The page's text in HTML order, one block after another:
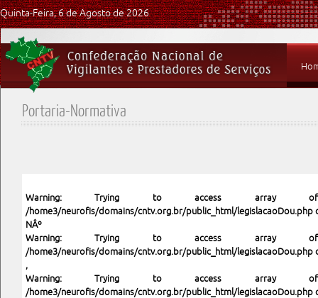
Quinta-Feira, 6 de Agosto de 2026
Portaria-Normativa
Warning: Trying to access array
/home3/neurofis/domains/cntv.org.br/public_html/legislacaoDou.php
NÂº
Warning: Trying to access array
/home3/neurofis/domains/cntv.org.br/public_html/legislacaoDou.php
,
Warning: Trying to access array
/home3/neurofis/domains/cntv.org.br/public_html/legislacaoDou.php